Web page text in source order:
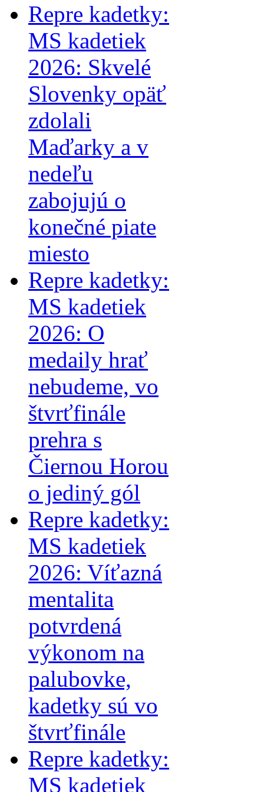
Repre kadetky:
MS kadetiek
2026: Skvelé
Slovenky opäť
zdolali
Maďarky a v
nedeľu
zabojujú o
konečné piate
miesto
Repre kadetky:
MS kadetiek
2026: O
medaily hrať
nebudeme, vo
štvrťfinále
prehra s
Čiernou Horou
o jediný gól
Repre kadetky:
MS kadetiek
2026: Víťazná
mentalita
potvrdená
výkonom na
palubovke,
kadetky sú vo
štvrťfinále
Repre kadetky:
MS kadetiek